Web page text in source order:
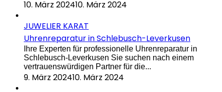
10. März 202410. März 2024
JUWELIER KARAT
Uhrenreparatur in Schlebusch-Leverkusen
Ihre Experten für professionelle Uhrenreparatur in
Schlebusch-Leverkusen Sie suchen nach einem
vertrauenswürdigen Partner für die...
9. März 202410. März 2024